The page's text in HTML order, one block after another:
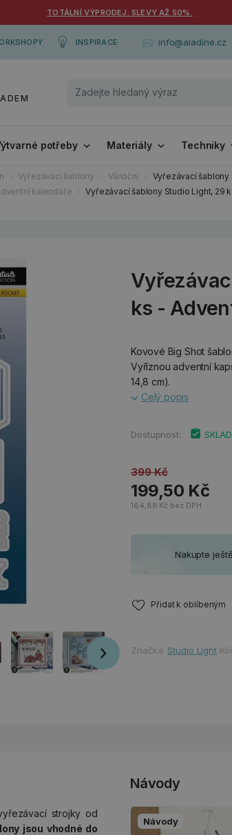
TOTÁLNÍ VÝPRODEJ. SLEVY AŽ 50%.
INSPIRACE info@aladine.cz
potřeby Materiály Techniky
Vyřezávací šablony Vánoční
Vyřezávací
kalendáře Vyřezávací šablony Studio Light, 29
ks -
Kovové Big Shot
Vyříznou adventní
14,8 cm).
Celý popis
Dostupnost:
399 Kč
199,50 Kč
164,88 Kč bez DPH
Nakupte
Přidat k oblíbeným
Značka: Studio Light
strojky od
jsou vhodné do
Návody
Návody